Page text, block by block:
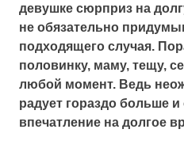
девушке сюрприз на
не обязательно
подходящего случая.
половинку, маму, тещу,
любой момент. Ведь
радует гораздо больше и
впечатление на долгое